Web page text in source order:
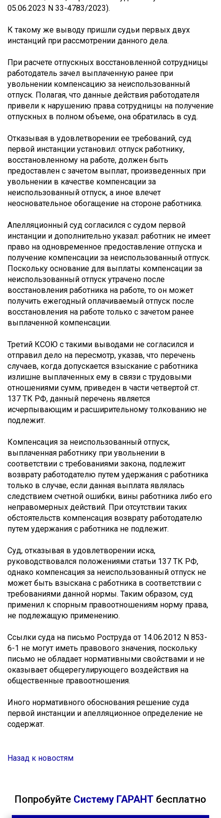
05.06.2023 N 33-4783/2023).
К такому же выводу пришли судьи первых двух
инстанций при рассмотрении данного дела.
При расчете отпускных восстановленной сотрудницы
работодатель зачел выплаченную ранее при
увольнении компенсацию за неиспользованный
отпуск. Полагая, что данные действия работодателя
привели к нарушению права сотрудницы на получение
отпускных в полном объеме, она обратилась в суд.
Отказывая в удовлетворении ее требований, суд
первой инстанции установил: отпуск работнику,
восстановленному на работе, должен быть
предоставлен с зачетом выплат, произведенных при
увольнении в качестве компенсации за
неиспользованный отпуск, а иное влечет
неосновательное обогащение на стороне работника.
Апелляционный суд согласился с судом первой
инстанции и дополнительно указал: работник не имеет
право на одновременное предоставление отпуска и
получение компенсации за неиспользованный отпуск.
Поскольку основание для выплаты компенсации за
неиспользованный отпуск утрачено после
восстановления работника на работе, то он может
получить ежегодный оплачиваемый отпуск после
восстановления на работе только с зачетом ранее
выплаченной компенсации.
Третий КСОЮ с такими выводами не согласился и
отправил дело на пересмотр, указав, что перечень
случаев, когда допускается взыскание с работника
излишне выплаченных ему в связи с трудовыми
отношениями сумм, приведен в части четвертой ст.
137 ТК РФ, данный перечень является
исчерпывающим и расширительному толкованию не
подлежит.
Компенсация за неиспользованный отпуск,
выплаченная работнику при увольнении в
соответствии с требованиями закона, подлежит
возврату работодателю путем удержания с работника
только в случае, если данная выплата являлась
следствием счетной ошибки, вины работника либо его
неправомерных действий. При отсутствии таких
обстоятельств компенсация возврату работодателю
путем удержания с работника не подлежит.
Суд, отказывая в удовлетворении иска,
руководствовался положениями статьи 137 ТК РФ,
однако компенсация за неиспользованный отпуск не
может быть взыскана с работника в соответствии с
требованиями данной нормы. Таким образом, суд
применил к спорным правоотношениям норму права,
не подлежащую применению.
Ссылки суда на письмо Роструда от 14.06.2012 N 853-
6-1 не могут иметь правового значения, поскольку
письмо не обладает нормативными свойствами и не
оказывает общерегулирующего воздействия на
общественные правоотношения.
Иного нормативного обоснования решение суда
первой инстанции и апелляционное определение не
содержат.
Назад к новостям
Попробуйте Систему ГАРАНТ бесплатно